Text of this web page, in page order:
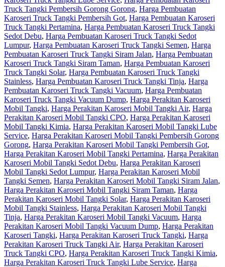
Truck Tangki Pembersih Gorong Gorong, Harga Pembuatan
Karoseri Truck Tangki Pembersih Got, Harga Pembuatan Karoseri
Truck Tangki Pertamina, Harga Pembuatan Karoseri Truck Tangki
Sedot Debu, Harga Pembuatan Karoseri Truck Tangki Sedot
Lumpur, Harga Pembuatan Karoseri Truck Tangki Semen, Harga
Pembuatan Karoseri Truck Tangki Siram Jalan, Harga Pembuatan
Karoseri Truck Tangki Siram Taman, Harga Pembuatan Karoseri
Truck Tangki Solar, Harga Pembuatan Karoseri Truck Tangki
Stainless, Harga Pembuatan Karoseri Truck Tangki Tinja, Harga
Pembuatan Karoseri Truck Tangki Vacuum, Harga Pembuatan
Karoseri Truck Tangki Vacuum Dump, Harga Perakitan Karoseri
Mobil Tangki, Harga Perakitan Karoseri Mobil Tangki Air, Harga
Perakitan Karoseri Mobil Tangki CPO, Harga Perakitan Karoseri
Mobil Tangki Kimia, Harga Perakitan Karoseri Mobil Tangki Lube
Service, Harga Perakitan Karoseri Mobil Tangki Pembersih Gorong
Gorong, Harga Perakitan Karoseri Mobil Tangki Pembersih Got,
Harga Perakitan Karoseri Mobil Tangki Pertamina, Harga Perakitan
Karoseri Mobil Tangki Sedot Debu, Harga Perakitan Karoseri
Mobil Tangki Sedot Lumpur, Harga Perakitan Karoseri Mobil
Tangki Semen, Harga Perakitan Karoseri Mobil Tangki Siram Jalan,
Harga Perakitan Karoseri Mobil Tangki Siram Taman, Harga
Perakitan Karoseri Mobil Tangki Solar, Harga Perakitan Karoseri
Mobil Tangki Stainless, Harga Perakitan Karoseri Mobil Tangki
Tinja, Harga Perakitan Karoseri Mobil Tangki Vacuum, Harga
Perakitan Karoseri Mobil Tangki Vacuum Dump, Harga Perakitan
Karoseri Tangki, Harga Perakitan Karoseri Truck Tangki, Harga
Perakitan Karoseri Truck Tangki Air, Harga Perakitan Karoseri
Truck Tangki CPO, Harga Perakitan Karoseri Truck Tangki Kimia,
Harga Perakitan Karoseri Truck Tangki Lube Service, Harga